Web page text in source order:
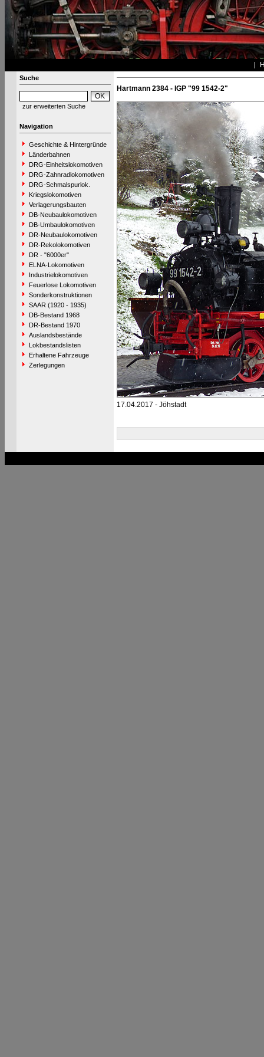
Suche
zur erweiterten Suche
Navigation
Geschichte & Hintergründe
Länderbahnen
DRG-Einheitslokomotiven
DRG-Zahnradlokomotiven
DRG-Schmalspurlok.
Kriegslokomotiven
Verlagerungsbauten
DB-Neubaulokomotiven
DB-Umbaulokomotiven
DR-Neubaulokomotiven
DR-Rekolokomotiven
DR - "6000er"
ELNA-Lokomotiven
Industrielokomotiven
Feuerlose Lokomotiven
Sonderkonstruktionen
SAAR (1920 - 1935)
DB-Bestand 1968
DR-Bestand 1970
Auslandsbestände
Lokbestandslisten
Erhaltene Fahrzeuge
Zerlegungen
Hartmann 2384 - IGP "99 1542-2"
17.04.2017 - Jöhstadt